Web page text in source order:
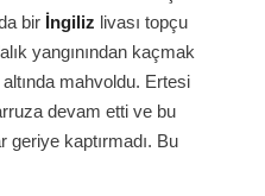
bir İngiliz livası topçu
yangınından kaçmak
mahvoldu. Ertesi
devam etti ve bu
geriye kaptırmadı. Bu